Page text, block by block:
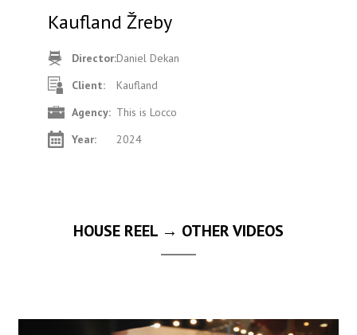
Kaufland Žreby
Director:Daniel Dekan
Client:
Kaufland
Agency: This is Locco
Year:
2024
HOUSE REEL → OTHER VIDEOS